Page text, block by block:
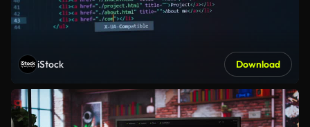
iStock Download